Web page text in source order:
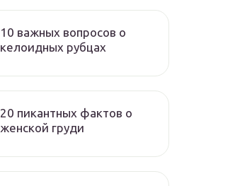
10 важных вопросов о
келоидных рубцах
20 пикантных фактов о
женской груди